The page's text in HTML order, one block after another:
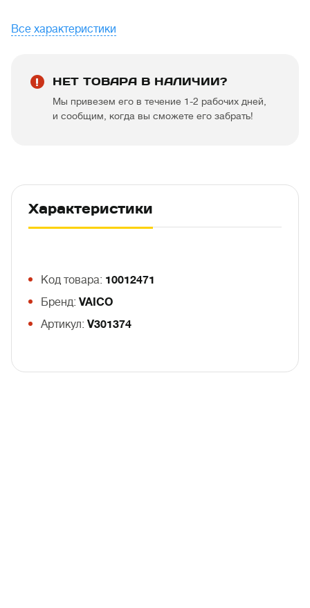
Все характеристики
НЕТ ТОВАРА В НАЛИЧИИ?
Мы привезем его в течение 1-2 рабочих дней,
и сообщим, когда вы сможете его забрать!
Характеристики
Код товара: 10012471
Бренд: VAICO
Артикул: V301374